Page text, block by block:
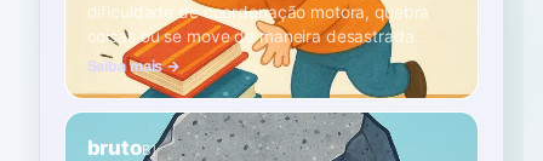
dificuldade de coordenação motora, quebra
coisas ou se move de maneira desastrada.
Saiba mais →
brutoB1